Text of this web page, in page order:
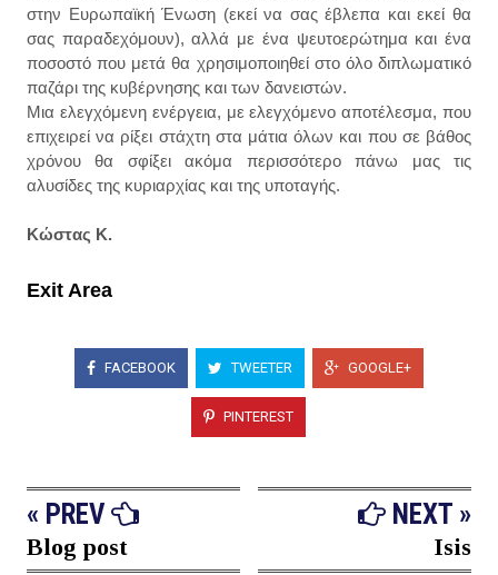
στην Ευρωπαϊκή Ένωση (εκεί να σας έβλεπα και εκεί θα
σας παραδεχόμουν), αλλά με ένα ψευτοερώτημα και ένα
ποσοστό που μετά θα χρησιμοποιηθεί στο όλο διπλωματικό
παζάρι της κυβέρνησης και των δανειστών.
Μια ελεγχόμενη ενέργεια, με ελεγχόμενο αποτέλεσμα, που
επιχειρεί να ρίξει στάχτη στα μάτια όλων και που σε βάθος
χρόνου θα σφίξει ακόμα περισσότερο πάνω μας τις
αλυσίδες της κυριαρχίας και της υποταγής.
Κώστας Κ.
Exit Area
FACEBOOK TWEETER GOOGLE+
PINTEREST
« PREV
Blog post
NEXT »
Isis